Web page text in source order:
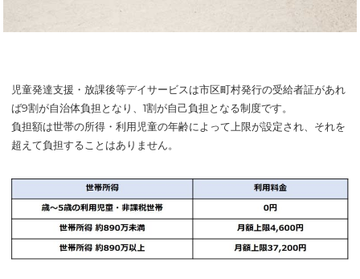
児童発達支援・放課後等デイサービスは市区町村発行の受給者証があれ
ば9割が自治体負担となり、1割が自己負担となる制度です。
負担額は世帯の所得・利用児童の年齢によって上限が設定され、それを
超えて負担することはありません。